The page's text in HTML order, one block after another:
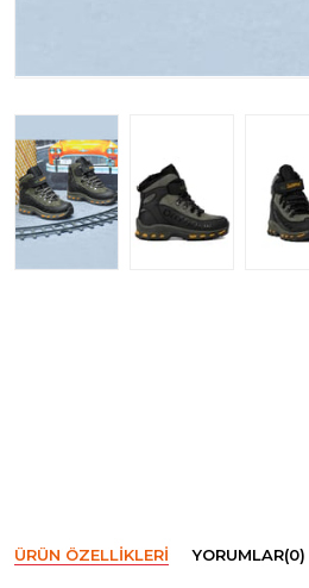
ÜRÜN ÖZELLIKLERI YORUMLAR(0)